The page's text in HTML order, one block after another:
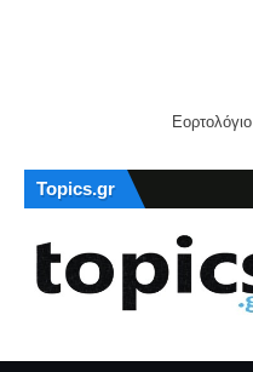
Εορτολόγιο
Topics.gr